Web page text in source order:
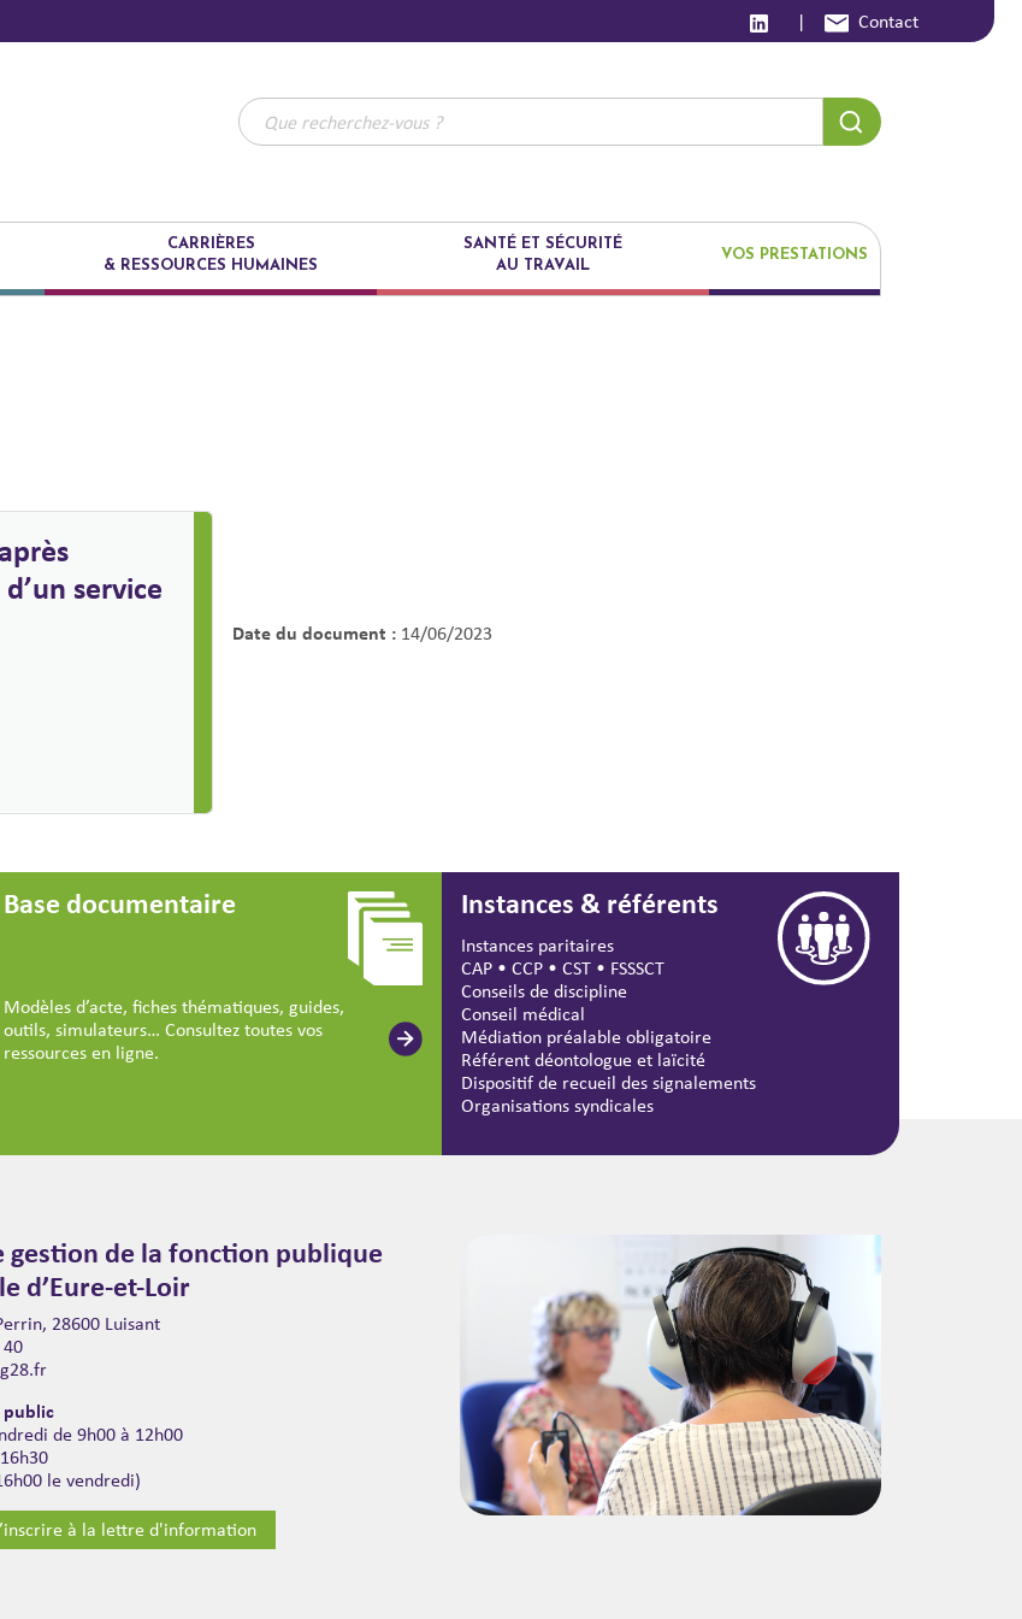
| Contact
CARRIÈRES
& RESSOURCES HUMAINES
SANTÉ ET SÉCURITÉ
AU TRAVAIL
VOS PRESTATIONS
service
Date du document : 14/06/2023
Base documentaire
Modèles d’acte, fiches thématiques, guides,
outils, simulateurs… Consultez toutes vos
ressources en ligne.
Instances & référents
Instances paritaires
CAP • CCP • CST • FSSSCT
Conseils de discipline
Conseil médical
Médiation préalable obligatoire
Référent déontologue et laïcité
Dispositif de recueil des signalements
Organisations syndicales
gestion de la fonction publique
d’Eure-et-Loir
28600 Luisant
de 9h00 à 12h00
le vendredi)
à la lettre d'information